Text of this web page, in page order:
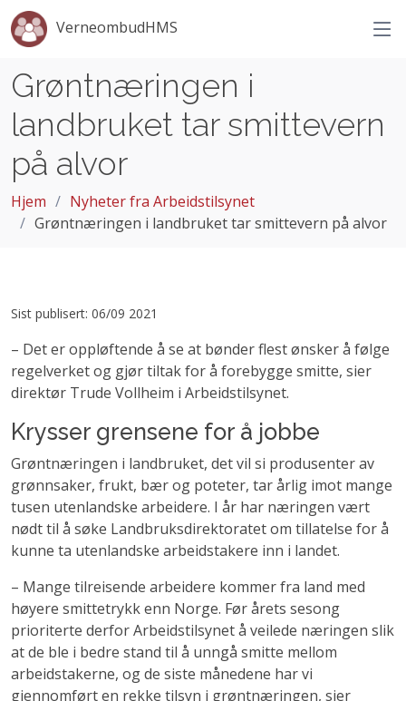
VerneombudHMS
Grøntnæringen i
landbruket tar smittevern
på alvor
Hjem
Nyheter fra Arbeidstilsynet
Grøntnæringen i landbruket tar smittevern på alvor
Sist publisert: 06/09 2021
– Det er oppløftende å se at bønder flest ønsker å følge
regelverket og gjør tiltak for å forebygge smitte, sier
direktør Trude Vollheim i Arbeidstilsynet.
Krysser grensene for å jobbe
Grøntnæringen i landbruket, det vil si produsenter av
grønnsaker, frukt, bær og poteter, tar årlig imot mange
tusen utenlandske arbeidere. I år har næringen vært
nødt til å søke Landbruksdirektoratet om tillatelse for å
kunne ta utenlandske arbeidstakere inn i landet.
– Mange tilreisende arbeidere kommer fra land med
høyere smittetrykk enn Norge. Før årets sesong
prioriterte derfor Arbeidstilsynet å veilede næringen slik
at de ble i bedre stand til å unngå smitte mellom
arbeidstakerne, og de siste månedene har vi
gjennomført en rekke tilsyn i grøntnæringen, sier